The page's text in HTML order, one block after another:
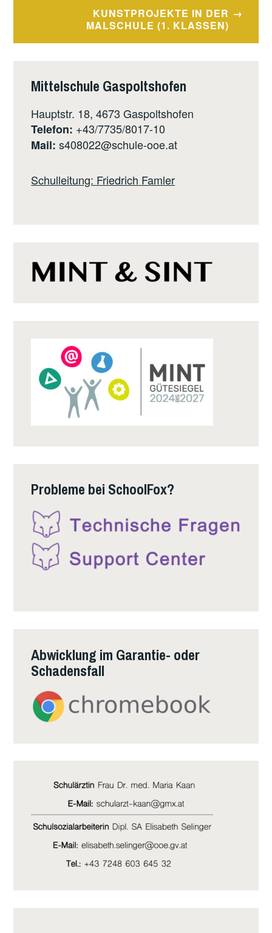
KUNSTPROJEKTE IN DER
MALSCHULE (1. KLASSEN)
Mittelschule Gaspoltshofen
Hauptstr. 18, 4673 Gaspoltshofen
Telefon: +43/7735/8017-10
Mail: s408022@schule-ooe.at
Schulleitung: Friedrich Famler
Probleme bei SchoolFox?
Abwicklung im Garantie- oder
Schadensfall